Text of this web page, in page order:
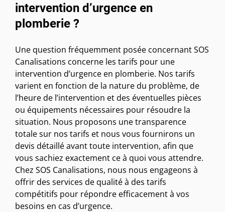
intervention d’urgence en
plomberie ?
Une question fréquemment posée concernant SOS
Canalisations concerne les tarifs pour une
intervention d’urgence en plomberie. Nos tarifs
varient en fonction de la nature du problème, de
l’heure de l’intervention et des éventuelles pièces
ou équipements nécessaires pour résoudre la
situation. Nous proposons une transparence
totale sur nos tarifs et nous vous fournirons un
devis détaillé avant toute intervention, afin que
vous sachiez exactement ce à quoi vous attendre.
Chez SOS Canalisations, nous nous engageons à
offrir des services de qualité à des tarifs
compétitifs pour répondre efficacement à vos
besoins en cas d’urgence.